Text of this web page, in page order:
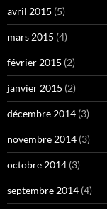
avril 2015 (5)
mars 2015 (4)
février 2015 (2)
janvier 2015 (2)
décembre 2014 (3)
novembre 2014 (3)
octobre 2014 (3)
septembre 2014 (4)